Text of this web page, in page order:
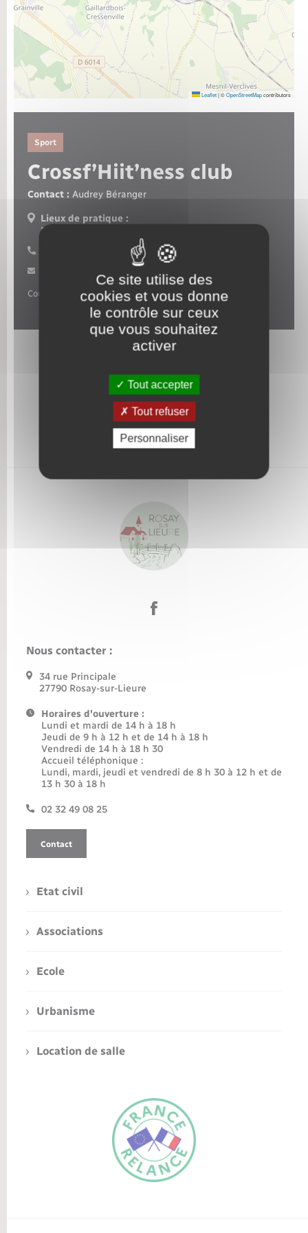
Nouvel habitant
Nouvelle activité
Numérique
Organisation d’événement
Sécurité - Prévention
Seniors
Transports
Voirie et espace public
Leaflet|©OpenStreetMapcontributors
Sport
Crossf’Hiit’ness club
Contact : Audrey Béranger
Lieux de pratique :
Rosay-sur-Lieure
Cours de cardio-training et renforcement musculaire.
Nous contacter :
34 rue Principale
27790 Rosay-sur-Lieure
Horaires d'ouverture :
Lundi et mardi de 14 h à 18 h
Jeudi de 9 h à 12 h et de 14 h à 18 h
Vendredi de 14 h à 18 h 30
Accueil téléphonique :
Lundi, mardi, jeudi et vendredi de 8 h 30 à 12 h et de
13 h 30 à 18 h
02 32 49 08 25
Contact
Etat civil
Associations
Ecole
Urbanisme
Location de salle
Ce site utilise des
cookies et vous donne
le contrôle sur ceux
que vous souhaitez
activer
Tout accepter
Tout refuser
Personnaliser